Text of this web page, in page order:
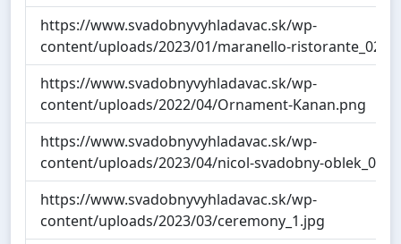
https://www.svadobnyvyhladavac.sk/wp-
content/uploads/2023/01/maranello-
https://www.svadobnyvyhladavac.sk/wp-
content/uploads/2022/04/Ornament-Kanan.png
https://www.svadobnyvyhladavac.sk/wp-
content/uploads/2023/04/nicol-svadobny-
https://www.svadobnyvyhladavac.sk/wp-
content/uploads/2023/03/ceremony_1.jpg